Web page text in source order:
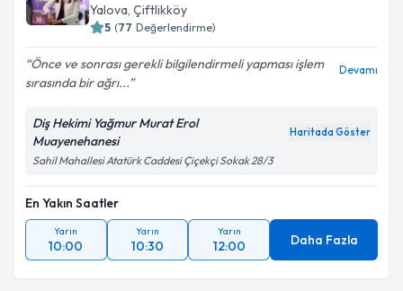
Yalova, Çiftlikköy
5 (77 Değerlendirme)
Önce ve sonrası gerekli bilgilendirmeli yapması işlem
sırasında bir ağrı...
Devamı
Diş Hekimi Yağmur Murat Erol
Muayenehanesi
Haritada Göster
Sahil Mahallesi Atatürk Caddesi Çiçekçi Sokak 28/3
En Yakın Saatler
Yarın
10:00
Yarın
10:30
Yarın
12:00 Daha Fazla